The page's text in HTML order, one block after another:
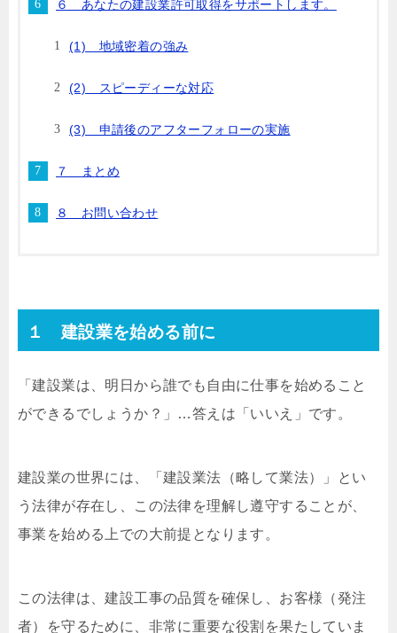
６ あなたの建設業許可取得をサポートします。
(1) 地域密着の強み
(2) スピーディーな対応
(3) 申請後のアフターフォローの実施
７ まとめ
８ お問い合わせ
１ 建設業を始める前に
「建設業は、明日から誰でも自由に仕事を始めること
ができるでしょうか？」…答えは「いいえ」です。
建設業の世界には、「建設業法（略して業法）」とい
う法律が存在し、この法律を理解し遵守することが、
事業を始める上での大前提となります。
この法律は、建設工事の品質を確保し、お客様（発注
者）を守るために、非常に重要な役割を果たしていま